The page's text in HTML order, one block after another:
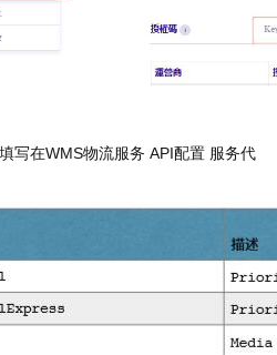
写在WMS物流服务 API配置 服务代